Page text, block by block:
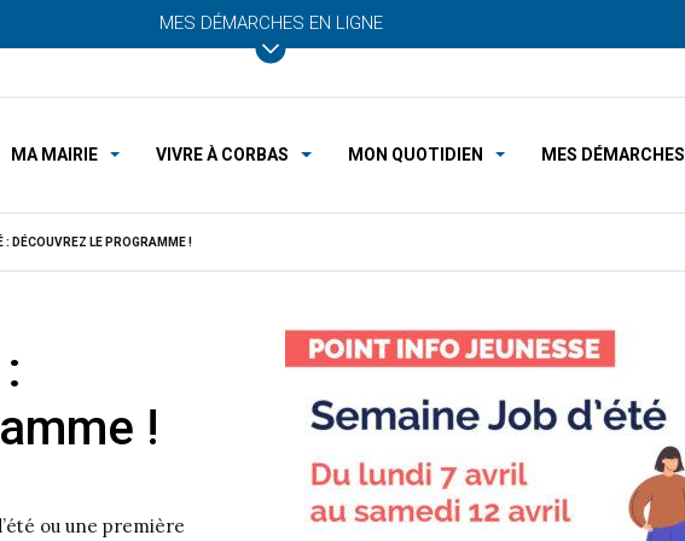
MES DÉMARCHES EN LIGNE
MA MAIRIE VIVRE À CORBAS MON QUOTIDIEN MES DÉMARCHES
: DÉCOUVREZ LE PROGRAMME !
!
ou une première